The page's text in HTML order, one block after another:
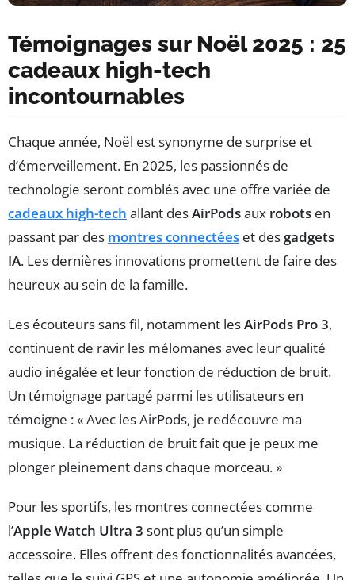
Témoignages sur Noël 2025 : 25
cadeaux high-tech
incontournables
Chaque année, Noël est synonyme de surprise et
d’émerveillement. En 2025, les passionnés de
technologie seront comblés avec une offre variée de
cadeaux high-tech allant desAirPodsaux robots en
passant par des montres connectées et des gadgets
IA. Les dernières innovations promettent de faire des
heureux au sein de la famille.
Les écouteurs sans fil, notamment lesAirPods Pro 3,
continuent de ravir les mélomanes avec leur qualité
audio inégalée et leur fonction de réduction de bruit.
Un témoignage partagé parmi les utilisateurs en
témoigne : « Avec les AirPods, je redécouvre ma
musique. La réduction de bruit fait que je peux me
plonger pleinement dans chaque morceau. »
Pour les sportifs, les montres connectées comme
l’Apple Watch Ultra 3 sont plus qu’un simple
accessoire. Elles offrent des fonctionnalités avancées,